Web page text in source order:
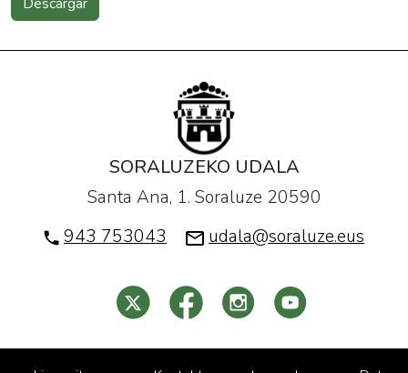
SORALUZEKO UDALA
Santa Ana, 1. Soraluze 20590
943 753043
udala@soraluze.eus